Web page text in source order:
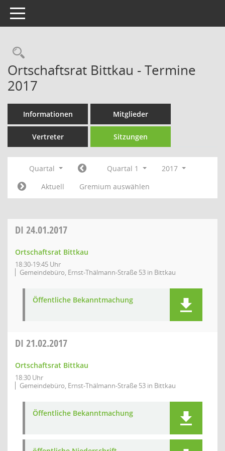
Toggle navigation
Rechercheauswahl
Ortschaftsrat Bittkau - Termine
2017
Informationen Mitglieder
Vertreter Sitzungen
Quartal Quartal 1
2017
Aktuell
Gremium auswählen
DI 24.01.2017
Ortschaftsrat Bittkau
18:30-19:45 Uhr
Gemeindebüro, Ernst-Thälmann-Straße 53 in Bittkau
Öffentliche Bekanntmachung
DI 21.02.2017
Ortschaftsrat Bittkau
18:30 Uhr
Gemeindebüro, Ernst-Thälmann-Straße 53 in Bittkau
Öffentliche Bekanntmachung